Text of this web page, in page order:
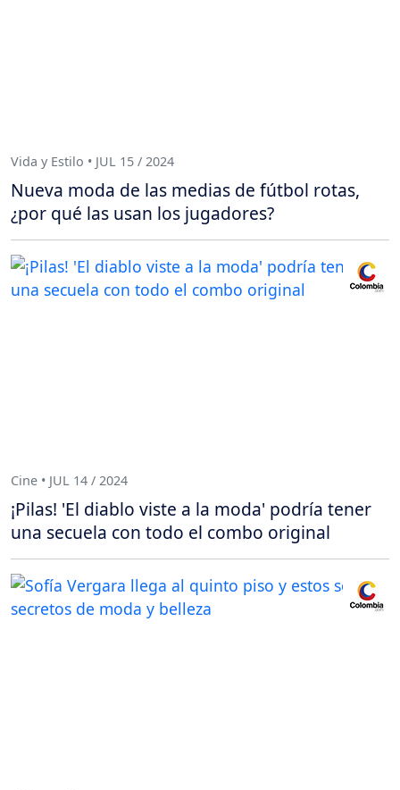
Vida y Estilo • JUL 15 / 2024
Nueva moda de las medias de fútbol rotas,
¿por qué las usan los jugadores?
Cine • JUL 14 / 2024
¡Pilas! 'El diablo viste a la moda' podría tener
una secuela con todo el combo original